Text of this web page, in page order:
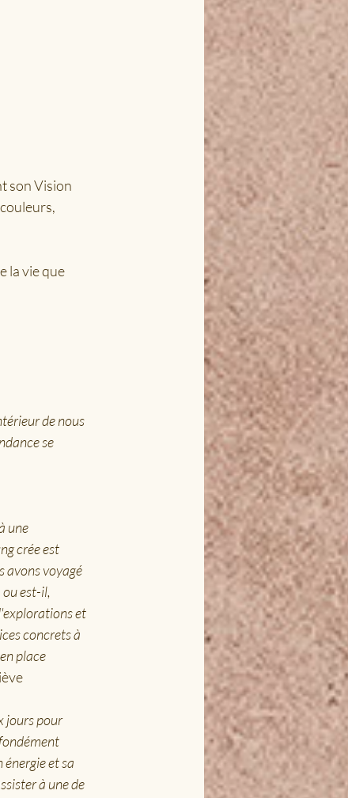
son Vision
la vie que
de nous
se
une
crée est
avons voyagé
est-il,
et
concrets à
place
jours pour
et sa
à une de